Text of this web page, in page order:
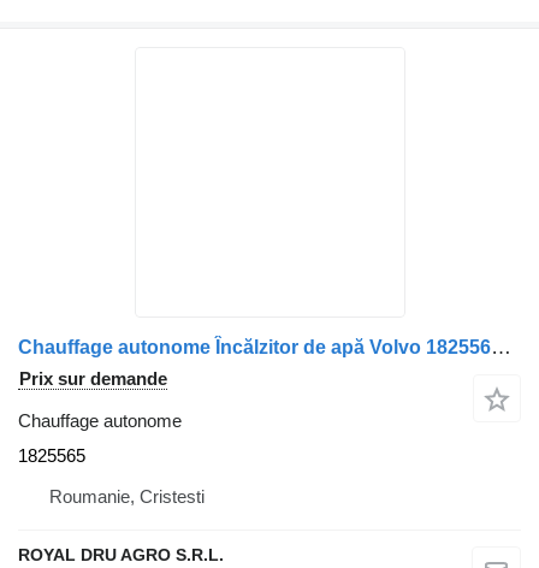
Chauffage autonome Încălzitor de apă Volvo 1825565 pour camion Spheros
Prix sur demande
Chauffage autonome
1825565
Roumanie, Cristesti
ROYAL DRU AGRO S.R.L.